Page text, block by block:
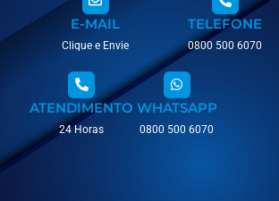
E-MAIL
Clique e Envie
TELEFONE
0800 500 6070
ATENDIMENTO
24 Horas
WHATSAPP
0800 500 6070